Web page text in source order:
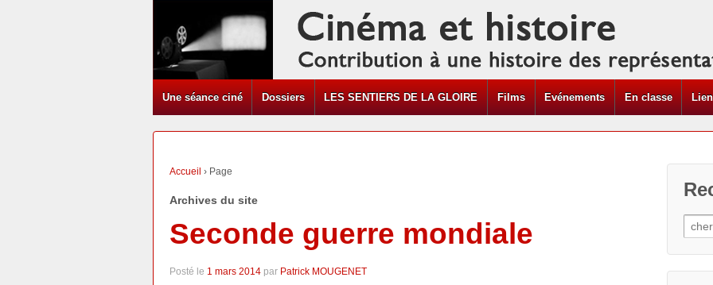
Une séance ciné Dossiers LES SENTIERS DE LA GLOIRE Films Evénements En classe
Accueil › Page
Archives du site
Seconde guerre mondiale
Posté le 1 mars 2014 par Patrick MOUGENET